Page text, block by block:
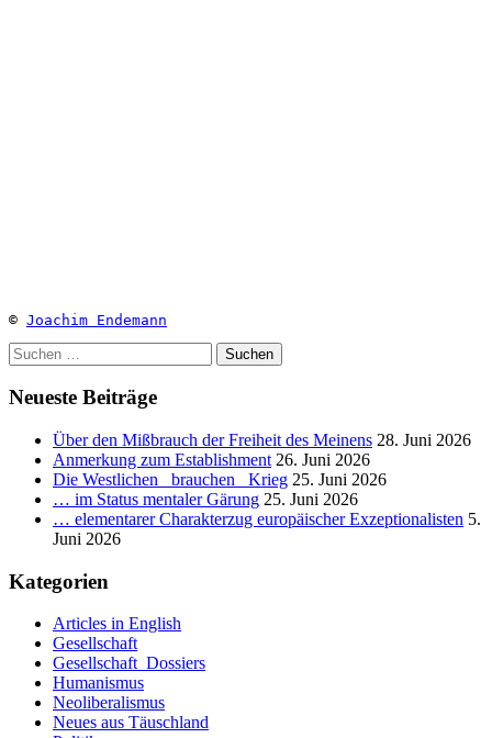
© Joachim Endemann
Suchen
nach:
Neueste Beiträge
Über den Mißbrauch der Freiheit des Meinens 28. Juni 2026
Anmerkung zum Establishment 26. Juni 2026
Die Westlichen _brauchen_ Krieg 25. Juni 2026
… im Status mentaler Gärung 25. Juni 2026
… elementarer Charakterzug europäischer Exzeptionalisten 5.
Juni 2026
Kategorien
Articles in English
Gesellschaft
Gesellschaft_Dossiers
Humanismus
Neoliberalismus
Neues aus Täuschland